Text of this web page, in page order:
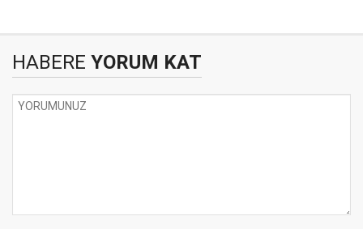
HABERE YORUM KAT